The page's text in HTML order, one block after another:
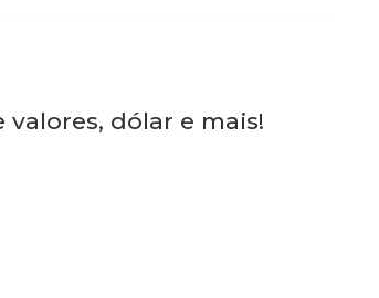
valores, dólar e mais!